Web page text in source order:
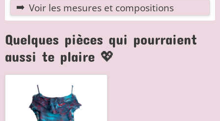
Voir les mesures et compositions
Quelques pièces qui pourraient
aussi te plaire 💖